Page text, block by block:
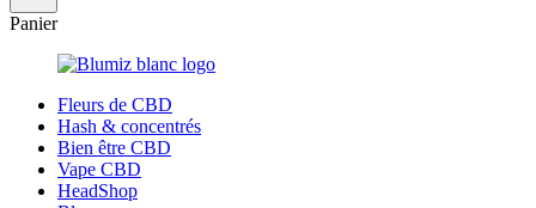
Panier
Fleurs de CBD
Hash & concentrés
Bien être CBD
Vape CBD
HeadShop